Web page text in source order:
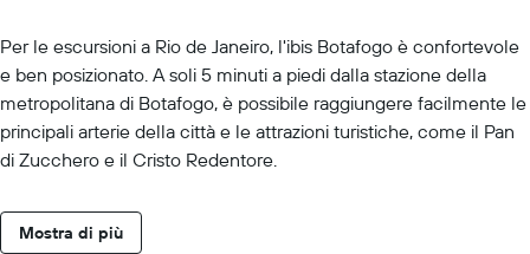
Per le escursioni a Rio de Janeiro, l'ibis Botafogo è confortevole
e ben posizionato. A soli 5 minuti a piedi dalla stazione della
metropolitana di Botafogo, è possibile raggiungere facilmente le
principali arterie della città e le attrazioni turistiche, come il Pan
di Zucchero e il Cristo Redentore.
Mostra di più